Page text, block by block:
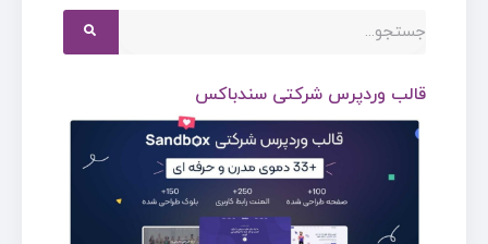
قالب وردپرس شرکتی سندباکس